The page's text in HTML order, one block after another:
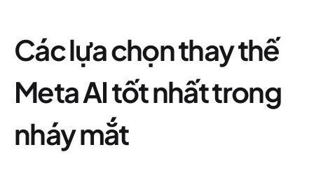
Các lựa chọn thay thế
Meta AI tốt nhất trong
nháy mắt